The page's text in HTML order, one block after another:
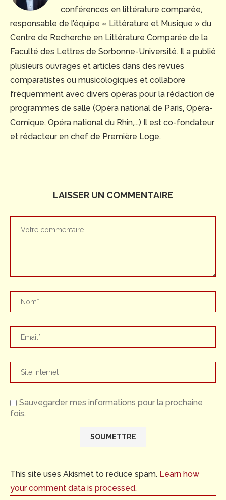
conférences en littérature comparée,
responsable de l’équipe « Littérature et Musique » du
Centre de Recherche en Littérature Comparée de la
Faculté des Lettres de Sorbonne-Université. Il a publié
plusieurs ouvrages et articles dans des revues
comparatistes ou musicologiques et collabore
fréquemment avec divers opéras pour la rédaction de
programmes de salle (Opéra national de Paris, Opéra-
Comique, Opéra national du Rhin,...) Il est co-fondateur
et rédacteur en chef de Première Loge.
LAISSER UN COMMENTAIRE
Sauvegarder mes informations pour la prochaine
fois.
This site uses Akismet to reduce spam. Learn how
your comment data is processed.